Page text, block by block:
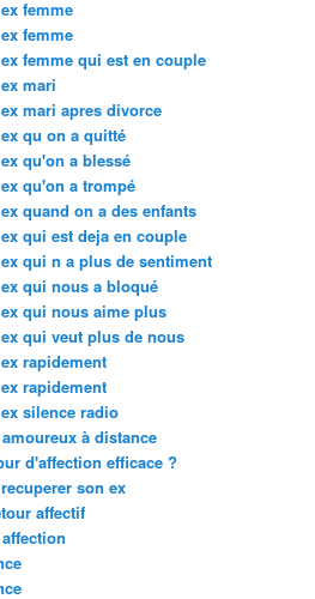
femme
femme
femme qui est en couple
mari
mari apres divorce
qu on a quitté
qu'on a blessé
qu'on a trompé
quand on a des enfants
qui est deja en couple
qui n a plus de sentiment
qui nous a bloqué
qui nous aime plus
qui veut plus de nous
rapidement
rapidement
silence radio
à distance
d'affection efficace ?
son ex
affectif